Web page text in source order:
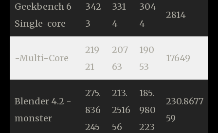
Geekbench 6
Single-core
342
3
331
4
304
4
2814
-Multi-Core
219
21
207
63
190
53
17649
Blender 4.2 -
monster
275.
836
245
213.
2516
56
185.
980
223
230.8677
59